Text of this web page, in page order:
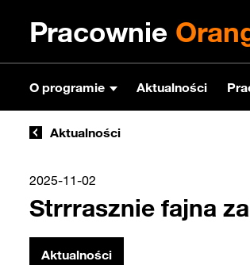
Pracownie
O programie Aktualności
Aktualności
2025-11-02
Strrrasznie fajna
Aktualności